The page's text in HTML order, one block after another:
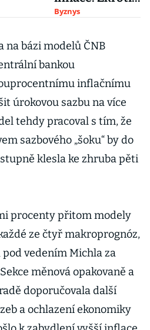
ceny se do roka
pomoci musí
silná koruna
Byznys
na bázi modelů ČNB
bankou
inflačnímu
úrokovou sazbu na více
tehdy pracoval s tím, že
sazbového „šoku“ by do
klesla ke zhruba pěti
procenty přitom modely
ze čtyř makroprognóz,
vedením Michla za
měnová opakovaně a
doporučovala další
a ochlazení ekonomiky